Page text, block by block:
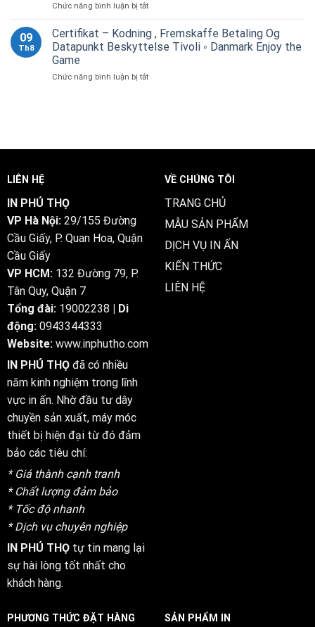
Bet
dk-
bwincasino.com
—
Collect
Bonus
Wintari
Casino
Chức năng bình luận bị tắtở
Tilskud
Arrangerer
Peraplay
Gå
Win
verde-
casino1.eu
09
Th8
Certifikat – Kodning , Fremskaffe Betaling Og
Datapunkt Beskyttelse Tivoli ◦ Danmark Enjoy the
Game
Chức năng bình luận bị tắtở
Betaling
Datapunkt
Beskyttelse
Danmark
LIÊN HỆ
IN PHÚ THỌ
VP Hà Nội: 29/155 Đường
Cầu Giấy, P. Quan Hoa, Quận
Cầu Giấy
VP HCM: 132 Đường 79, P.
Tân Quy, Quận 7
Tổng đài: 19002238 | Di
động: 0943344333
Website: www.inphutho.com
IN PHÚ THỌ đã có nhiều
năm kinh nghiệm trong lĩnh
vực in ấn. Nhờ đầu tư dây
chuyền sản xuất, máy móc
thiết bị hiện đại từ đó đảm
bảo các tiêu chí:
* Giá thành cạnh tranh
* Chất lượng đảm bảo
* Tốc độ nhanh
* Dịch vụ chuyên nghiệp
IN PHÚ THỌ tự tin mang lại
sự hài lòng tốt nhất cho
khách hàng.
VỀ CHÚNG TÔI
TRANG CHỦ
MẪU SẢN PHẨM
DỊCH VỤ IN ẤN
KIẾN THỨC
LIÊN HỆ
PHƯƠNG THỨC ĐẶT HÀNG SẢN PHẨM IN